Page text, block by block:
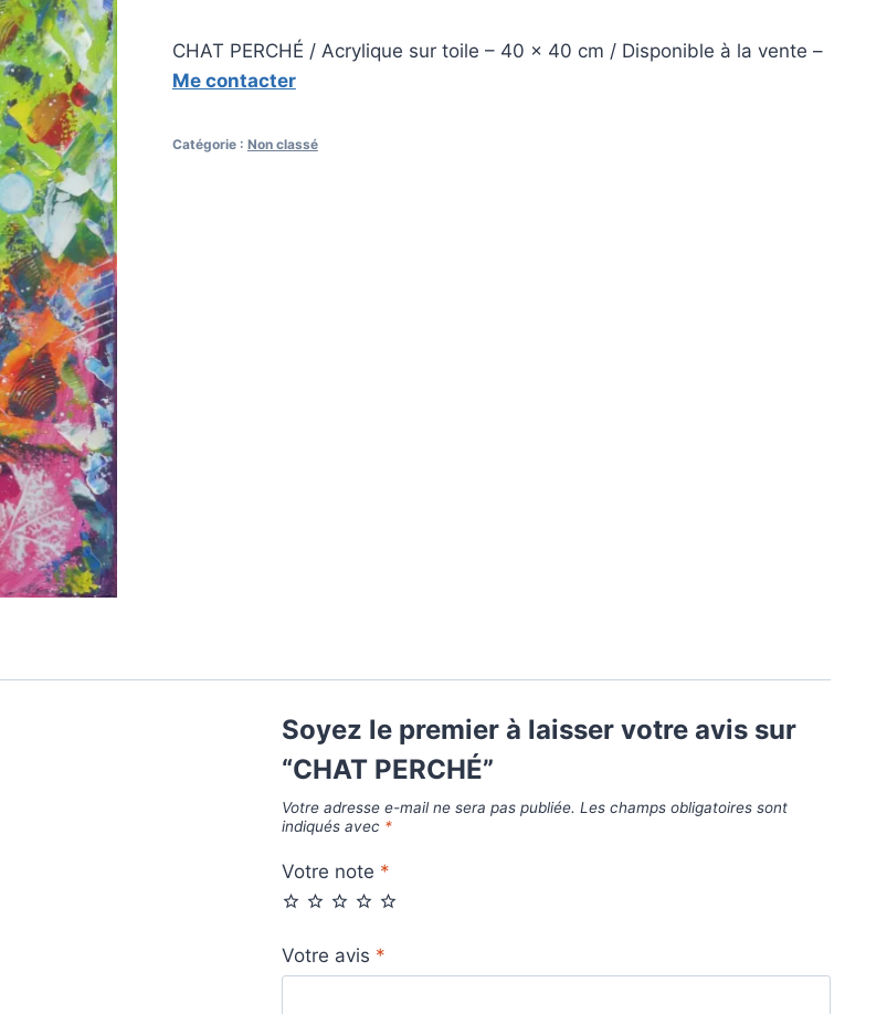
CHAT PERCHÉ / Acrylique sur toile – 40 x 40 cm / Disponible à la vente –
Me contacter
Catégorie : Non classé
Soyez le premier à laisser votre avis sur
“CHAT PERCHÉ”
Votre adresse e-mail ne sera pas publiée. Les champs obligatoires sont
indiqués avec *
Votre note *
Votre avis *